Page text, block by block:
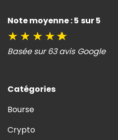
Note moyenne : 5 sur 5
★ ★ ★ ★★
Basée sur 63 avis Google
Catégories
Bourse
Crypto